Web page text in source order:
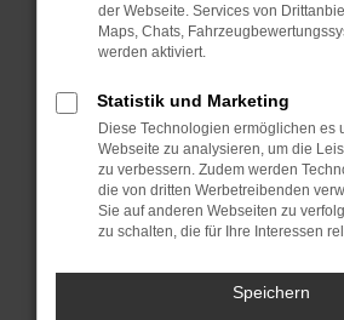
Fenster?
Starte dein Gerät neu.
Probleme zu beheben.
Stelle sicher, dass dein
Betriebssystem auf dem
sind.
Veraltete Software birgt nicht
Sicherheitsrisiko, sondern kann
führen, dass bestimmte
unterstützt werden.
der Webseite. Services von
Maps, Chats,
werden aktiviert.
Statistik und Marketing
Diese Technologien ermöglichen es
Webseite zu analysieren, um die
zu verbessern. Zudem werden
die von dritten Werbetreibenden
Sie auf anderen Webseiten zu
zu schalten, die für Ihre Interessen
Speichern